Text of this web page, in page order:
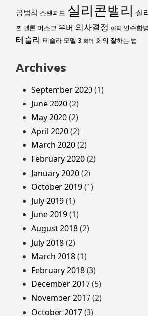
공법칙 스탠퍼드 실리콘밸리 실
존 엘론 머스크 우버 의사결정 이직 인수합병
테슬라 테슬라 모델 3 회의 회의 잘하는 법
Archives
September 2020(1)
June 2020(2)
May 2020(2)
April 2020(2)
March 2020(2)
February 2020(2)
January 2020(2)
October 2019(1)
July 2019(1)
June 2019(1)
August 2018(2)
July 2018(2)
March 2018(1)
February 2018(3)
December 2017(5)
November 2017(2)
October 2017(3)